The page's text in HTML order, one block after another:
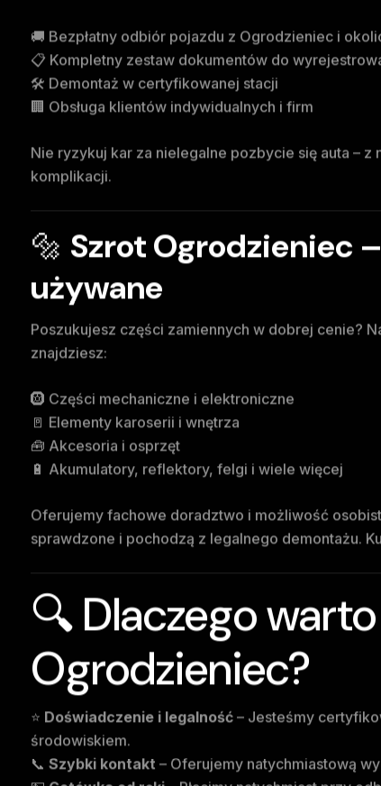
🚚 Bezpłatny odbiór pojazdu z Ogrodzieniec i
📋 Kompletny zestaw dokumentów do
🛠️ Demontaż w certyfikowanej stacji
🏢 Obsługa klientów indywidualnych i firm
Nie ryzykuj kar za nielegalne pozbycie się auta –
komplikacji.
🔩 Szrot Ogrodzieniec
używane
Poszukujesz części zamiennych w dobrej cenie?
znajdziesz:
🛞 Części mechaniczne i elektroniczne
🚪 Elementy karoserii i wnętrza
🧰 Akcesoria i osprzęt
🔋 Akumulatory, reflektory, felgi i wiele więcej
Oferujemy fachowe doradztwo i możliwość
sprawdzone i pochodzą z legalnego demontażu.
🔍 Dlaczego
Ogrodzieniec?
⭐ Doświadczenie i legalność – Jesteśmy
środowiskiem.
📞 Szybki kontakt – Oferujemy natychmiastową